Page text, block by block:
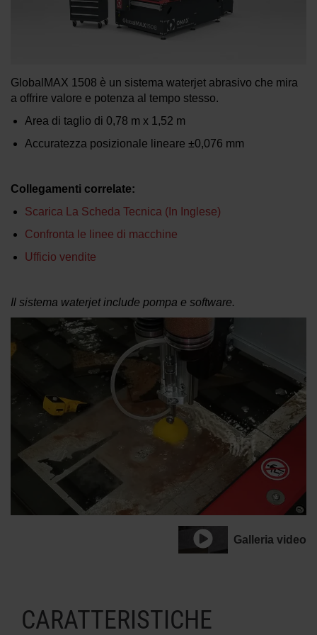
INFORMAZIONI SULLE MACCHINE
GlobalMAX 1508 è un sistema waterjet abrasivo che mira
a offrire valore e potenza al tempo stesso.
Area di taglio di 0,78 m x 1,52 m
Accuratezza posizionale lineare ±0,076 mm
Collegamenti correlate:
Scarica La Scheda Tecnica (in Inglese)
Confronta le linee di macchine
Ufficio vendite
Il sistema waterjet include pompa e software.
Galleria video
CARATTERISTICHE